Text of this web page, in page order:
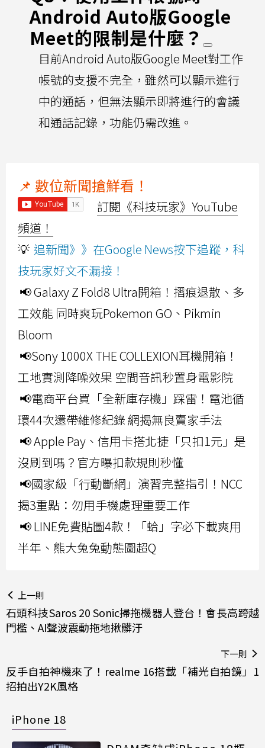
Android Auto版Google
Meet的限制是什麼？
目前Android Auto版Google Meet對工作
帳號的支援不完全，雖然可以顯示進行
中的通話，但無法顯示即將進行的會議
和通話記錄，功能仍需改進。
📌 數位新聞搶鮮看！
訂閱《科技玩家》YouTube
頻道！
💡 追新聞》》在Google News按下追蹤，科
技玩家好文不漏接！
📢 Galaxy Z Fold8 Ultra開箱！摺痕退散、多
工效能 同時爽玩Pokemon GO、Pikmin
Bloom
📢Sony 1000X THE COLLEXION耳機開箱！
工地實測降噪效果 空間音訊秒置身電影院
📢電商平台買「全新庫存機」踩雷！電池循
環44次還帶維修紀錄 網揭無良賣家手法
📢 Apple Pay、信用卡搭北捷「只扣1元」是
沒刷到嗎？官方曝扣款規則秒懂
📢國家級「行動斷網」演習完整指引！NCC
揭3重點：勿用手機處理重要工作
📢 LINE免費貼圖4款！「蛤」字必下載爽用
半年、熊大兔兔動態圖超Q
上一則
石頭科技Saros 20 Sonic掃拖機器人登台！會長高跨越
門檻、AI聲波震動拖地揪髒汙
下一則
反手自拍神機來了！realme 16搭載「補光自拍鏡」1
招拍出Y2K風格
iPhone 18